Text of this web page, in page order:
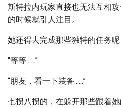
斯特拉内玩家直接也无法互相
的时候就引人注目。
她还得去完成那些独特的任务呢
“等等......”
“朋友，看一下装备......”
七拐八拐的，在躲开那些跟着